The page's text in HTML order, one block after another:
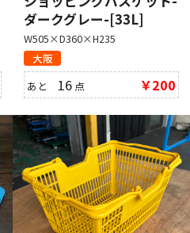
ダークグレー-[33L]
W505×D360×H235
大阪
あと 16 点 ￥200